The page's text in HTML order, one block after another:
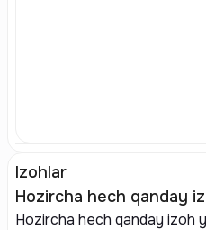
Izohlar
Hozircha hech qanday
Hozircha hech qanday izoh